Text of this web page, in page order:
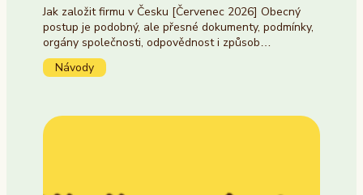
Jak založit firmu v Česku [Červenec 2026] Obecný
postup je podobný, ale přesné dokumenty, podmínky,
orgány společnosti, odpovědnost i způsob…
Návody